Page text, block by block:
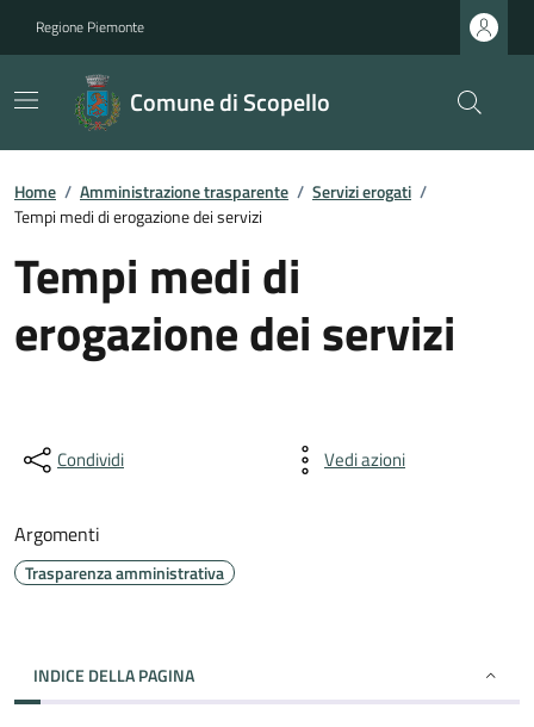
Regione Piemonte
Comune di Scopello
Home / Amministrazione trasparente / Servizi erogati /
Tempi medi di erogazione dei servizi
Tempi medi di
erogazione dei servizi
Condividi Vedi azioni
Argomenti
Trasparenza amministrativa
INDICE DELLA PAGINA